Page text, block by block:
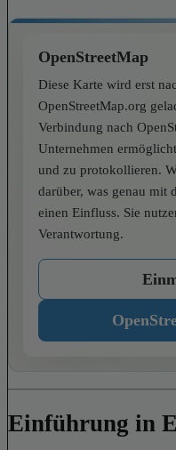
OpenStreetMap
Diese Karte wird erst
OpenStreetMap.org
Verbindung nach
Unternehmen
und zu protokollieren.
darüber, was genau mit
einen Einfluss. Sie
Verantwortung.
Einführung in